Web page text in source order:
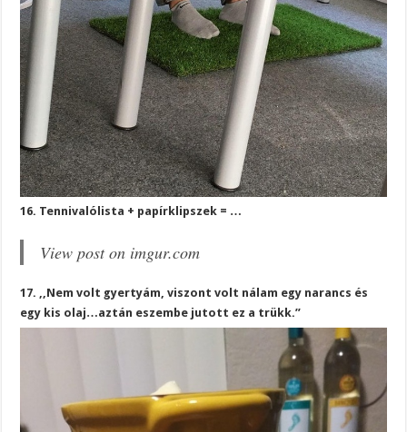
16. Tennivalólista + papírklipszek = …
View post on imgur.com
17. ,,Nem volt gyertyám, viszont volt nálam egy narancs és
egy kis olaj…aztán eszembe jutott ez a trükk.”